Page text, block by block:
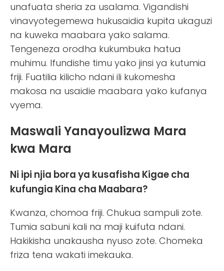
unafuata sheria za usalama. Vigandishi
vinavyotegemewa hukusaidia kupita ukaguzi
na kuweka maabara yako salama.
Tengeneza orodha kukumbuka hatua
muhimu. Ifundishe timu yako jinsi ya kutumia
friji. Fuatilia kilicho ndani ili kukomesha
makosa na usaidie maabara yako kufanya
vyema.
Maswali Yanayoulizwa Mara
kwa Mara
Ni ipi njia bora ya kusafisha Kigae cha
kufungia Kina cha Maabara?
Kwanza, chomoa friji. Chukua sampuli zote.
Tumia sabuni kali na maji kuifuta ndani.
Hakikisha unakausha nyuso zote. Chomeka
friza tena wakati imekauka.